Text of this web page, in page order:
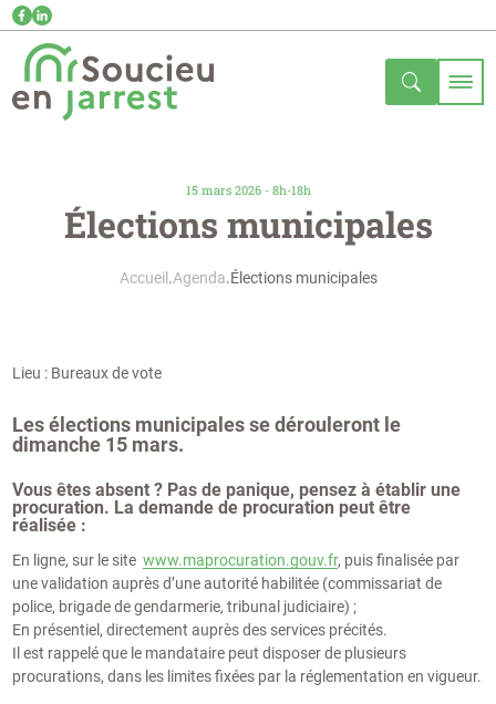
15 mars 2026 - 8h-18h
Élections municipales
Accueil Agenda Élections municipales
Lieu : Bureaux de vote
Les élections municipales se dérouleront le
dimanche 15 mars.
Vous êtes absent ? Pas de panique, pensez à établir une
procuration. La demande de procuration peut être
réalisée :
En ligne, sur le sitewww.maprocuration.gouv.fr, puis finalisée par
une validation auprès d’une autorité habilitée (commissariat de
police, brigade de gendarmerie, tribunal judiciaire) ;
En présentiel, directement auprès des services précités.
Il est rappelé que le mandataire peut disposer de plusieurs
procurations, dans les limites fixées par la réglementation en vigueur.